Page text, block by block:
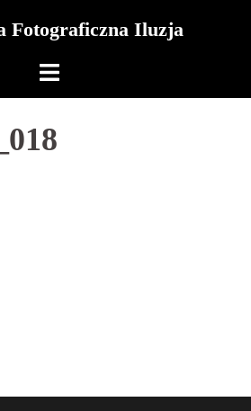
Fotograficzna Iluzja